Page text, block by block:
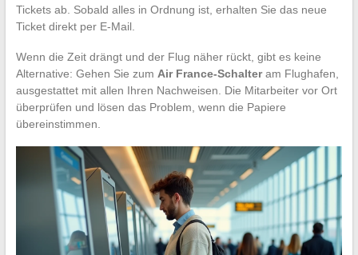
Tickets ab. Sobald alles in Ordnung ist, erhalten Sie das neue
Ticket direkt per E-Mail.
Wenn die Zeit drängt und der Flug näher rückt, gibt es keine
Alternative: Gehen Sie zum Air France-Schalteram Flughafen,
ausgestattet mit allen Ihren Nachweisen. Die Mitarbeiter vor Ort
überprüfen und lösen das Problem, wenn die Papiere
übereinstimmen.